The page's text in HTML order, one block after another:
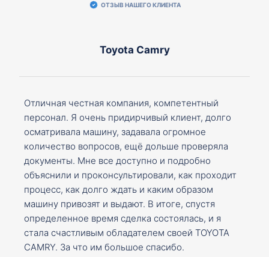
ОТЗЫВ НАШЕГО КЛИЕНТА
Toyota Camry
Отличная честная компания, компетентный
персонал. Я очень придирчивый клиент, долго
осматривала машину, задавала огромное
количество вопросов, ещё дольше проверяла
документы. Мне все доступно и подробно
объяснили и проконсультировали, как проходит
процесс, как долго ждать и каким образом
машину привозят и выдают. В итоге, спустя
определенное время сделка состоялась, и я
стала счастливым обладателем своей TOYOTA
CAMRY. За что им большое спасибо.